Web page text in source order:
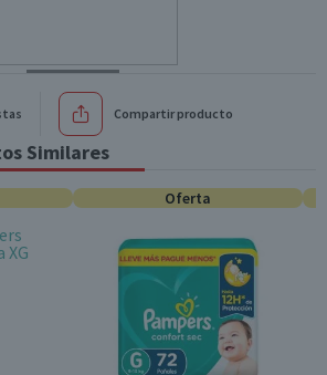
Compartir producto
Similares
Oferta